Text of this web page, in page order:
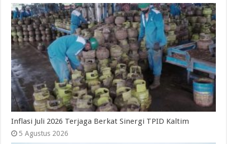
Inflasi Juli 2026 Terjaga Berkat Sinergi TPID Kaltim
5 Agustus 2026